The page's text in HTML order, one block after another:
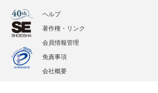
ヘルプ
著作権・リンク
会員情報管理
免責事項
会社概要